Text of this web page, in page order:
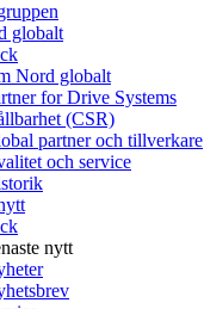
globalt
Nord globalt
for Drive Systems
(CSR)
partner och tillverkare
och service
nytt